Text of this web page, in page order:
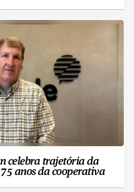
celebra trajetória da
anos da cooperativa